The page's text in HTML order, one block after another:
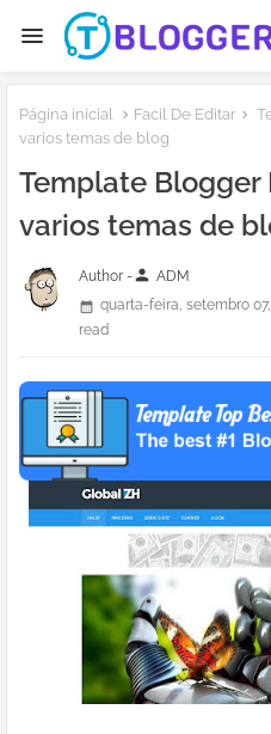
Página inicial Facil De Editar
varios temas de blog
Template Blogger
varios temas de
Author -person ADM
quarta-feira, setembro
read